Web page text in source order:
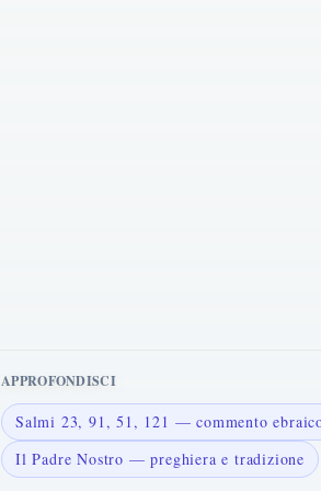
APPROFONDISCI
Salmi 23, 91, 51, 121 — commento
Il Padre Nostro — preghiera e tradizione